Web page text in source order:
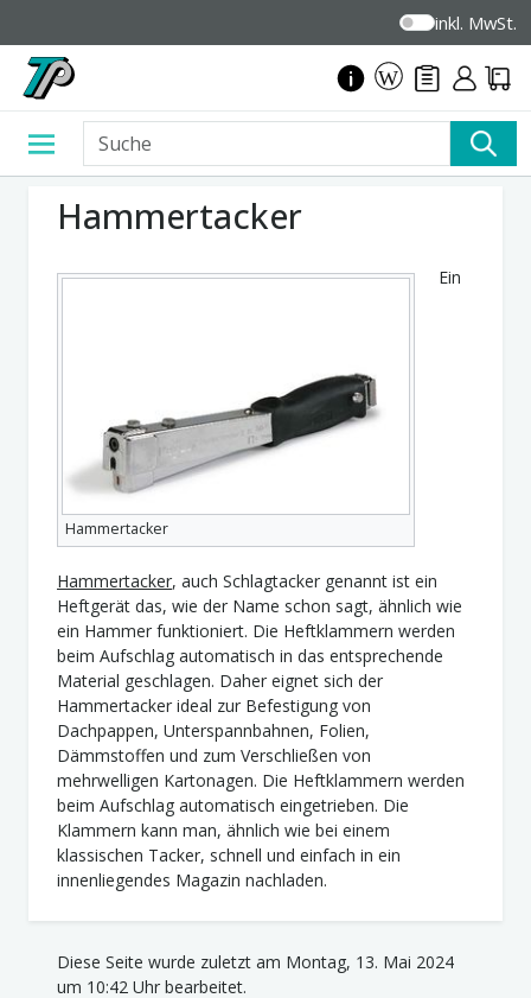
inkl. MwSt.
Hammertacker
Hammertacker
Ein
Hammertacker, auch Schlagtacker genannt ist ein
Heftgerät das, wie der Name schon sagt, ähnlich wie
ein Hammer funktioniert. Die Heftklammern werden
beim Aufschlag automatisch in das entsprechende
Material geschlagen. Daher eignet sich der
Hammertacker ideal zur Befestigung von
Dachpappen, Unterspannbahnen, Folien,
Dämmstoffen und zum Verschließen von
mehrwelligen Kartonagen. Die Heftklammern werden
beim Aufschlag automatisch eingetrieben. Die
Klammern kann man, ähnlich wie bei einem
klassischen Tacker, schnell und einfach in ein
innenliegendes Magazin nachladen.
Diese Seite wurde zuletzt am Montag, 13. Mai 2024
um 10:42 Uhr bearbeitet.